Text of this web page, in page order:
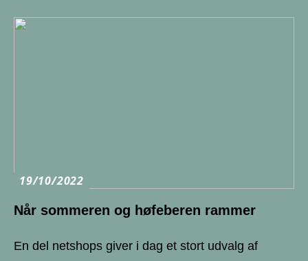
19/10/2022
Når sommeren og høfeberen rammer
En del netshops giver i dag et stort udvalg af